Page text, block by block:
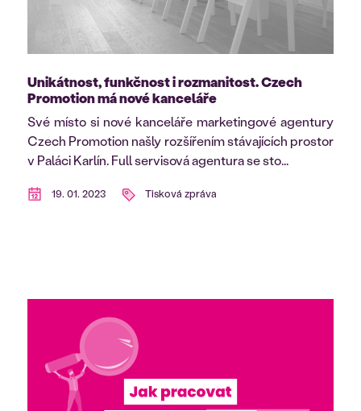
Unikátnost, funkčnost i rozmanitost. Czech
Promotion má nové kanceláře
Své místo si nové kanceláře marketingové agentury
Czech Promotion našly rozšířením stávajících prostor
v Paláci Karlín. Full servisová agentura se sto...
19. 01. 2023 Tisková zpráva